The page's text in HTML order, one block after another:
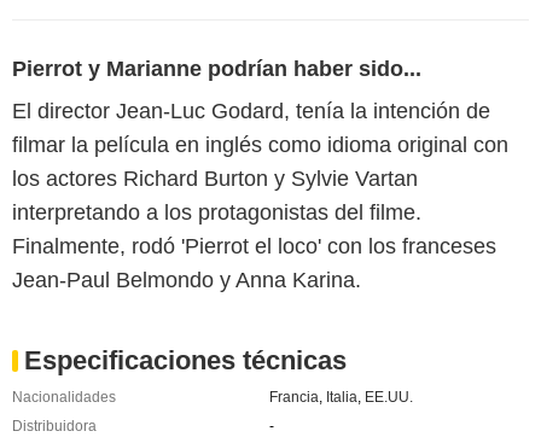
Pierrot y Marianne podrían haber sido...
El director Jean-Luc Godard, tenía la intención de
filmar la película en inglés como idioma original con
los actores Richard Burton y Sylvie Vartan
interpretando a los protagonistas del filme.
Finalmente, rodó 'Pierrot el loco' con los franceses
Jean-Paul Belmondo y Anna Karina.
Especificaciones técnicas
Nacionalidades Francia, Italia, EE.UU.
Distribuidora
-